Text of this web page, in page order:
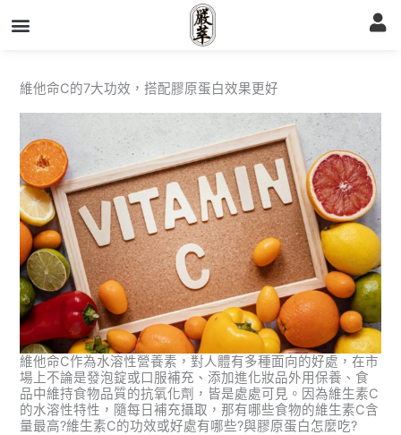
至
維他命C的7大功效，搭配膠原蛋白效果更好
維他命C作為水溶性營養素，對人體有多種面向的好處，在市
場上不論是發泡錠或口服補充、添加進化妝品外用保養、食
品中維持食物品質的抗氧化劑，皆是處處可見。因為維生素C
的水溶性特性，隨每日補充攝取，那有哪些食物的維生素C含
量最高?維生素C的功效或好處有哪些?與膠原蛋白怎麼吃?